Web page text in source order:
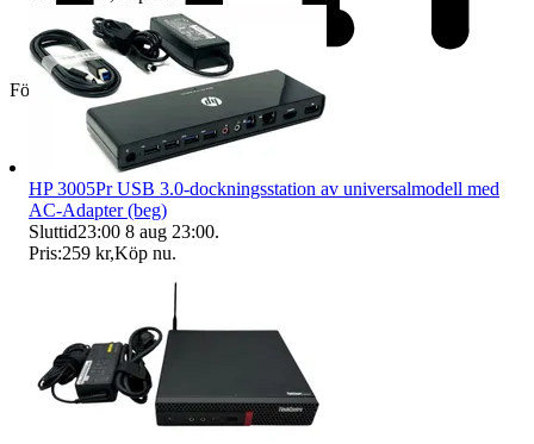
Företag
HP 3005Pr USB 3.0-dockningsstation av universalmodell med
AC-Adapter (beg)
Sluttid23:00 8 aug 23:00.
Pris:259 kr,Köp nu.